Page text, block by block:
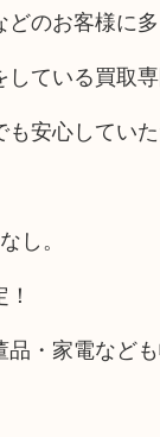
のお客様に
ている買取専
安心していた
し。
・家電など